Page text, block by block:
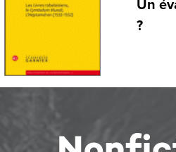
Un
?